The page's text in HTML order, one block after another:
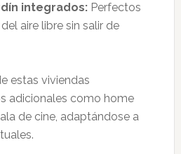
integrados:Perfectos
aire libre sin salir de
estas viviendas
adicionales como home
de cine, adaptándose a